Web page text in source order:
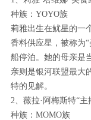
种族：YOYO族
莉雅出生在鱿星的一
香料供应星，被称为
船停泊。她的母亲是
亲则是银河联盟最大
特的见解。
2、薇拉·阿梅斯特“
种族：MOMO族